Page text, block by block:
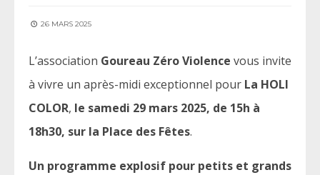
26 MARS 2025
L’association Goureau Zéro Violence vous invite
à vivre un après-midi exceptionnel pour La HOLI
COLOR, le samedi 29 mars 2025, de 15h à
18h30, sur la Place des Fêtes.
Un programme explosif pour petits et grands